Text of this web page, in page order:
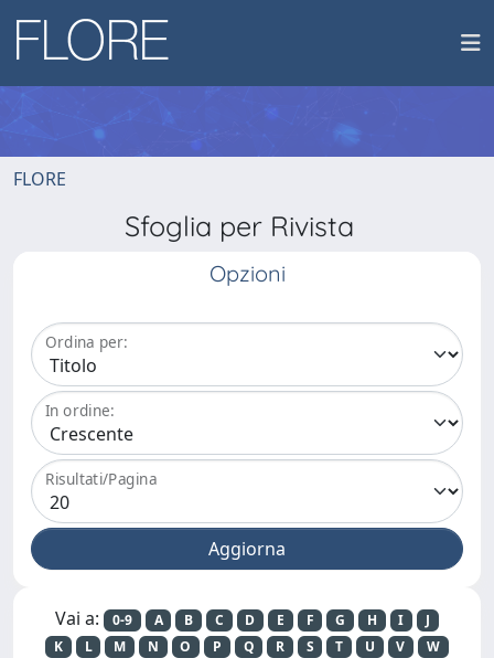
FLORE
Sfoglia per Rivista
Opzioni
Ordina per:
In ordine:
Risultati/Pagina
Vai a: 0-9 A B C D E F G H I
J
K
L M N O P Q R S T U V
W